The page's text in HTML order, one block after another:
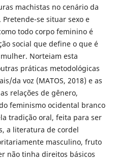
machistas no cenário da
se situar sexo e
todo corpo feminino é
social que define o que é
Norteiam esta
práticas metodológicas
da voz (MATOS, 2018) e as
relações de gênero,
feminismo ocidental branco
tradição oral, feita para ser
a literatura de cordel
masculino, fruto
não tinha direitos básicos